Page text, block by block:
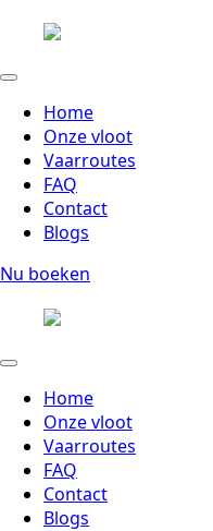
Home
Onze vloot
Vaarroutes
FAQ
Contact
Blogs
Nu boeken
Home
Onze vloot
Vaarroutes
FAQ
Contact
Blogs